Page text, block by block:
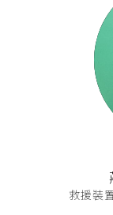
救援裝